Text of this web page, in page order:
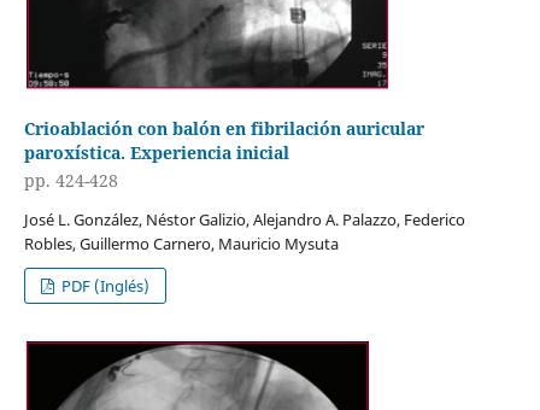
Crioablación con balón en fibrilación auricular
paroxística. Experiencia inicial
pp. 424-428
José L. González, Néstor Galizio, Alejandro A. Palazzo, Federico
Robles, Guillermo Carnero, Mauricio Mysuta
PDF (Inglés)